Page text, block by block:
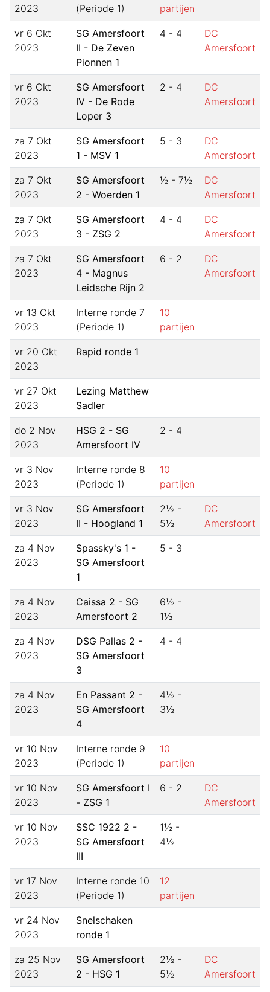
2023
(Periode 1)
partijen
vr 6 Okt
2023
SG Amersfoort
II - De Zeven
Pionnen 1
4 - 4
DC
Amersfoort
vr 6 Okt
2023
SG Amersfoort
IV - De Rode
Loper 3
2 - 4
DC
Amersfoort
za 7 Okt
2023
SG Amersfoort
1 - MSV 1
5 - 3
DC
Amersfoort
za 7 Okt
2023
SG Amersfoort
2 - Woerden 1
½ - 7½
DC
Amersfoort
za 7 Okt
2023
SG Amersfoort
3 - ZSG 2
4 - 4
DC
Amersfoort
za 7 Okt
2023
SG Amersfoort
4 - Magnus
Leidsche Rijn 2
6 - 2
DC
Amersfoort
vr 13 Okt
2023
Interne ronde 7
(Periode 1)
10
partijen
vr 20 Okt
2023
Rapid ronde 1
vr 27 Okt
2023
Lezing Matthew
Sadler
do 2 Nov
2023
HSG 2 - SG
Amersfoort IV
2 - 4
vr 3 Nov
2023
Interne ronde 8
(Periode 1)
10
partijen
vr 3 Nov
2023
SG Amersfoort
II - Hoogland 1
2½ -
5½
DC
Amersfoort
za 4 Nov
2023
Spassky's 1 -
SG Amersfoort
1
5 - 3
za 4 Nov
2023
Caissa 2 - SG
Amersfoort 2
6½ -
1½
za 4 Nov
2023
DSG Pallas 2 -
SG Amersfoort
3
4 - 4
za 4 Nov
2023
En Passant 2 -
SG Amersfoort
4
4½ -
3½
vr 10 Nov
2023
Interne ronde 9
(Periode 1)
10
partijen
vr 10 Nov
2023
SG Amersfoort I
- ZSG 1
6 - 2
DC
Amersfoort
vr 10 Nov
2023
SSC 1922 2 -
SG Amersfoort
III
1½ -
4½
vr 17 Nov
2023
Interne ronde 10
(Periode 1)
12
partijen
vr 24 Nov
2023
Snelschaken
ronde 1
za 25 Nov
2023
SG Amersfoort
2 - HSG 1
2½ -
5½
DC
Amersfoort